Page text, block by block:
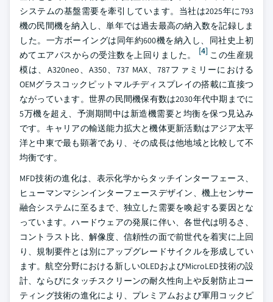
システムの基盤需要を牽引しています。当社は2025年に793
機の民間機を納入し、単年では過去最高の納入数を記録しま
した。一方ボーイングは同年約600機を納入し、同社史上初
めてエアバスからの受注数を上回りました。
[4]この生産規
模は、A320neo、A350、737 MAX、787ファミリーにおける
OEMグラスコックピットマルチディスプレイの搭載に直接つ
ながっています。世界の民間機保有数は2030年代中期までに
5万機を超え、予測期間中は新造機需要と均衡を保つ見込み
です。キャリアの輸送能力拡大と機体更新活動はアジア太平
洋と中東で最も顕著であり、その成長は他地域と比較して不
均衡です。
MFD技術の進化は、表示化学からタッチインターフェース、
ヒューマンマシンインターフェースデザイン、機上センサー
融合システムに至るまで、独立した需要を喚起する要因とな
っています。ハードウェアの発展に伴い、各世代は明るさ、
コントラスト比、解像度、信頼性の面で前世代を着実に上回
り、規制要件とは別にアップグレードサイクルを形成してい
ます。航空分野における新しいOLEDおよびMicroLED技術の設
計、ならびにタッチスクリーンの耐久性向上や反射防止コー
ティング技術の進化により、プレミアムおよび軍用コックピ